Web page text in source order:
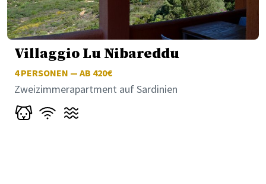
Villaggio Lu Nibareddu
4PERSONEN — AB 420€
Zweizimmerapartment auf Sardinien